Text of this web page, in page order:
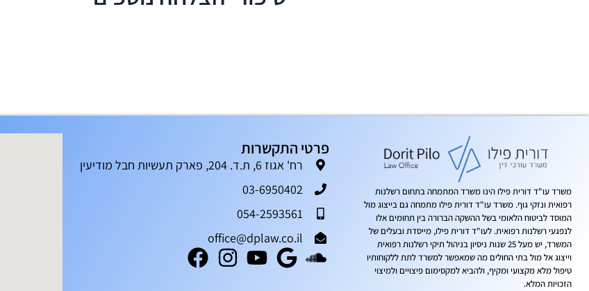
משרד עו"ד דורית פילו הינו משרד המתמחה בתחום רשלנות
רפואית ונזקי גוף. משרד עו"ד דורית פילו מתמחה גם בייצוג מול
המוסד לביטוח הלאומי בשל ההשקה הברורה בין תחומים אלו
לנפגעי רשלנות רפואית. לעו"ד דורית פילו, מייסדת ובעלים של
המשרד, יש מעל 25 שנות ניסיון בניהול תיקי רשלנות רפואית
וייצוג אל מול בתי החולים מה שמאפשר למשרד לתת ללקוחותיו
טיפול מלא מקצועי ומקיף, ולהביא למקסימום פיצויים ולמיצוי
הזכויות המלא.
פרטי התקשרות
רח' אגוז 6, ת.ד. 204, פארק תעשיות חבל מודיעין
03-6950402
054-2593561
office@dplaw.co.il